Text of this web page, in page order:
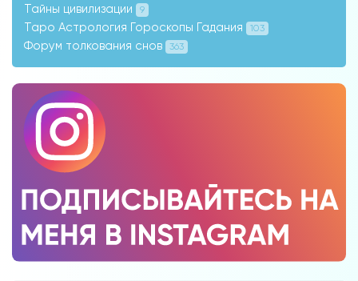
Тайны цивилизации 9
Таро Астрология Гороскопы Гадания 103
Форум толкования снов 363